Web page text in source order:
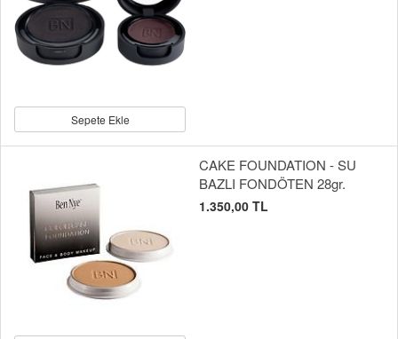
Sepete Ekle
CAKE FOUNDATION - SU
BAZLI FONDÖTEN 28gr.
1.350,00 TL